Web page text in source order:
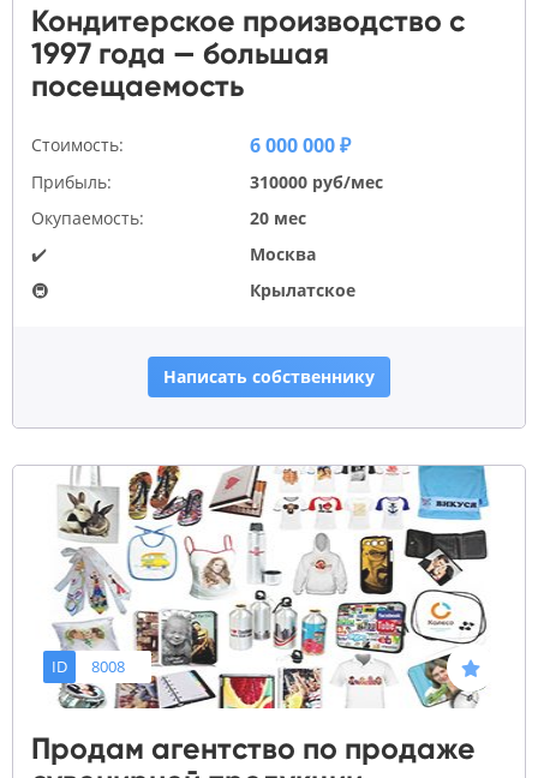
Кондитерское производство с
1997 года — большая
посещаемость
Стоимость: 6 000 000 ₽
Прибыль:
310000 руб/мес
Окупаемость:
20 мес
✔️
Москва
🚇
Крылатское
Написать собственнику
ID 8008
Продам агентство по продаже